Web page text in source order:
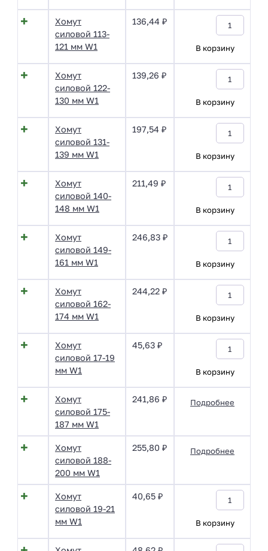
Хомут
силовой 113-
121 мм W1
136,44 ₽
В корзину
Хомут
силовой 122-
130 мм W1
139,26 ₽
В корзину
Хомут
силовой 131-
139 мм W1
197,54 ₽
В корзину
Хомут
силовой 140-
148 мм W1
211,49 ₽
В корзину
Хомут
силовой 149-
161 мм W1
246,83 ₽
В корзину
Хомут
силовой 162-
174 мм W1
244,22 ₽
В корзину
Хомут
силовой 17-19
мм W1
45,63 ₽
В корзину
Хомут
силовой 175-
187 мм W1
241,86 ₽ Подробнее
Хомут
силовой 188-
200 мм W1
255,80 ₽ Подробнее
Хомут
силовой 19-21
мм W1
40,65 ₽
В корзину